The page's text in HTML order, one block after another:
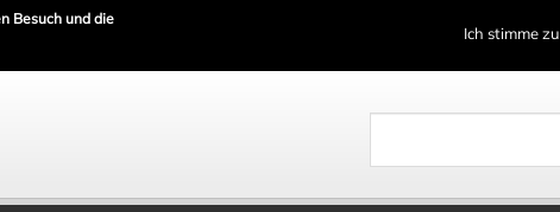
Besuch und die
Ich stimme zu